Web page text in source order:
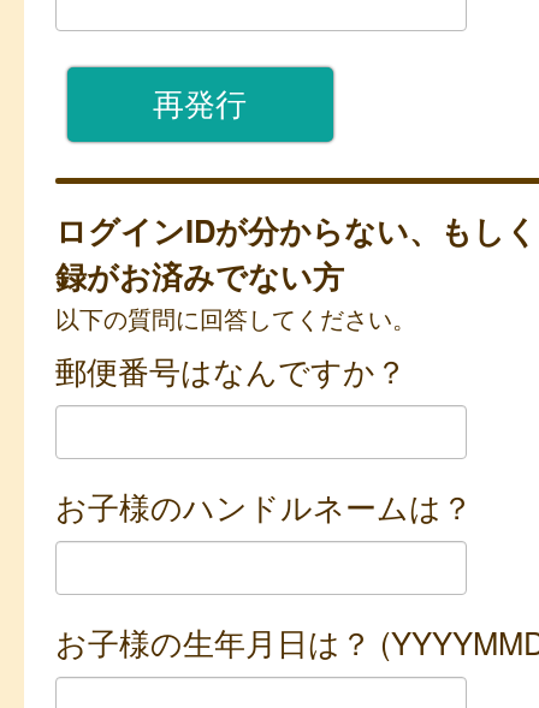
ログインIDが分からない、もし
録がお済みでない方
以下の質問に回答してください。
郵便番号はなんですか？
お子様のハンドルネームは？
お子様の生年月日は？